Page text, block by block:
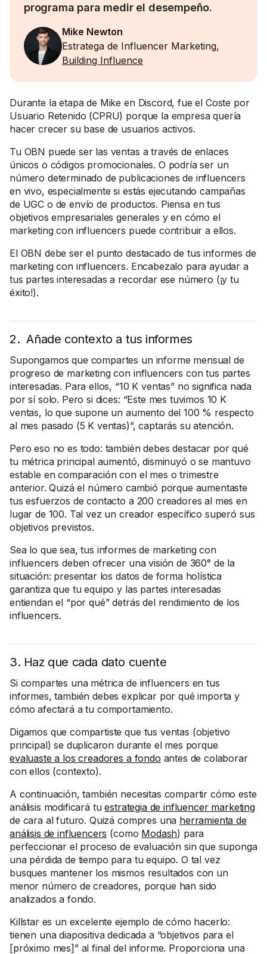
programa para medir el desempeño.
Mike Newton
Estratega de Influencer Marketing,
Building Influence
Durante la etapa de Mike en Discord, fue el Coste por
Usuario Retenido (CPRU) porque la empresa quería
hacer crecer su base de usuarios activos.
Tu OBN puede ser las ventas a través de enlaces
únicos o códigos promocionales. O podría ser un
número determinado de publicaciones de influencers
en vivo, especialmente si estás ejecutando campañas
de UGC o de envío de productos. Piensa en tus
objetivos empresariales generales y en cómo el
marketing con influencers puede contribuir a ellos.
El OBN debe ser el punto destacado de tus informes de
marketing con influencers. Encabezalo para ayudar a
tus partes interesadas a recordar ese número (¡y tu
éxito!).
2. Añade contexto a tus informes
Supongamos que compartes un informe mensual de
progreso de marketing con influencers con tus partes
interesadas. Para ellos, “10 K ventas” no significa nada
por sí solo. Pero si dices: “Este mes tuvimos 10 K
ventas, lo que supone un aumento del 100 % respecto
al mes pasado (5 K ventas)”, captarás su atención.
Pero eso no es todo: también debes destacar por qué
tu métrica principal aumentó, disminuyó o se mantuvo
estable en comparación con el mes o trimestre
anterior. Quizá el número cambió porque aumentaste
tus esfuerzos de contacto a 200 creadores al mes en
lugar de 100. Tal vez un creador específico superó sus
objetivos previstos.
Sea lo que sea, tus informes de marketing con
influencers deben ofrecer una visión de 360° de la
situación: presentar los datos de forma holística
garantiza que tu equipo y las partes interesadas
entiendan el “por qué” detrás del rendimiento de los
influencers.
3. Haz que cada dato cuente
Si compartes una métrica de influencers en tus
informes, también debes explicar por qué importa y
cómo afectará a tu comportamiento.
Digamos que compartiste que tus ventas (objetivo
principal) se duplicaron durante el mes porque
evaluaste a los creadores a fondo antes de colaborar
con ellos (contexto).
A continuación, también necesitas compartir cómo este
análisis modificará tuestrategia de influencer marketing
de cara al futuro. Quizá compres una herramienta de
análisis de influencers (como Modash) para
perfeccionar el proceso de evaluación sin que suponga
una pérdida de tiempo para tu equipo. O tal vez
busques mantener los mismos resultados con un
menor número de creadores, porque han sido
analizados a fondo.
Killstar es un excelente ejemplo de cómo hacerlo:
tienen una diapositiva dedicada a “objetivos para el
[próximo mes]” al final del informe. Proporciona una